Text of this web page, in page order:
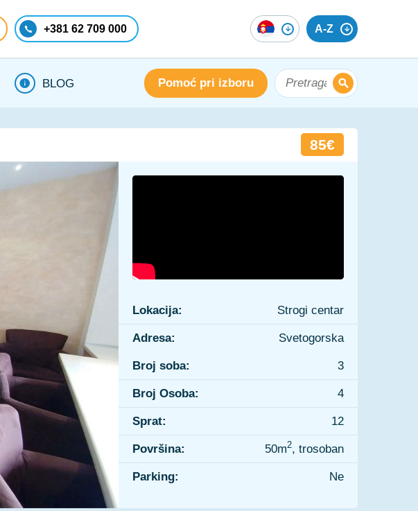
+381 62 709 000 A-Z
BLOG Pomoć pri izboru
85€
Lokacija: Strogi centar
Adresa: Svetogorska
Broj soba: 3
Broj Osoba: 4
Sprat: 12
Površina: 50m2, trosoban
Parking: Ne